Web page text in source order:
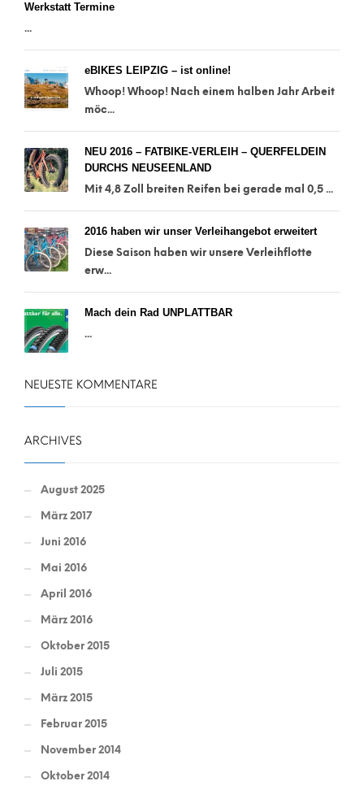
Werkstatt Termine
...
eBIKES LEIPZIG – ist online!
Whoop! Whoop! Nach einem halben Jahr Arbeit
möc...
NEU 2016 – FATBIKE-VERLEIH – QUERFELDEIN
DURCHS NEUSEENLAND
Mit 4,8 Zoll breiten Reifen bei gerade mal 0,5 ...
2016 haben wir unser Verleihangebot erweitert
Diese Saison haben wir unsere Verleihflotte
erw...
Mach dein Rad UNPLATTBAR
...
NEUESTE KOMMENTARE
ARCHIVES
August 2025
März 2017
Juni 2016
Mai 2016
April 2016
März 2016
Oktober 2015
Juli 2015
März 2015
Februar 2015
November 2014
Oktober 2014